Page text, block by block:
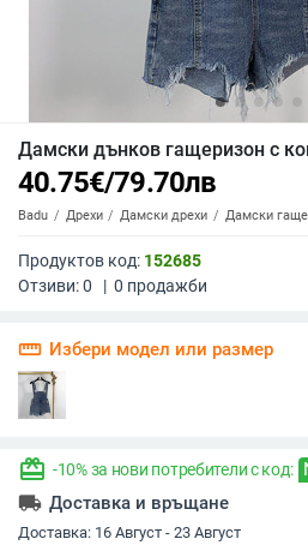
Дамски дънков гащеризон с
40.75€/79.70лв
Badu Дрехи Дамски дрехи Дамски
Продуктов код: 152685
Отзиви:0 | 0 продажби
straighten Избери модел или размер
redeem -10% за нови потребители с код:
local_shipping Доставка и връщане
Доставка: 16 Август - 23 Август